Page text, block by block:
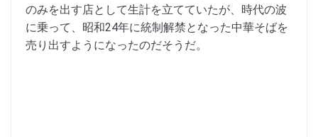
のみを出す店として生計を立てていたが、時代の波
に乗って、昭和24年に統制解禁となった中華そばを
売り出すようになったのだそうだ。